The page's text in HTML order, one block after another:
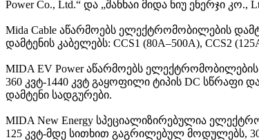
Power Co., Ltd.“ და „შანხაი მიდა ნიუ ენერჯი კო.,
Mida Cable აწარმოებს ელექტრომობილების
დამტენის კაბელებს: CCS1 (80A–500A), CCS2
MIDA EV Power აწარმოებს
360 კვტ-1440 კვტ გაყოფილი ტიპის DC სწრაფი
დამტენი სადგურები.
MIDA New Energy სპეციალიზირებულია
125 კვტ-მდე სითხით გაგრილებულ მოდულებს,